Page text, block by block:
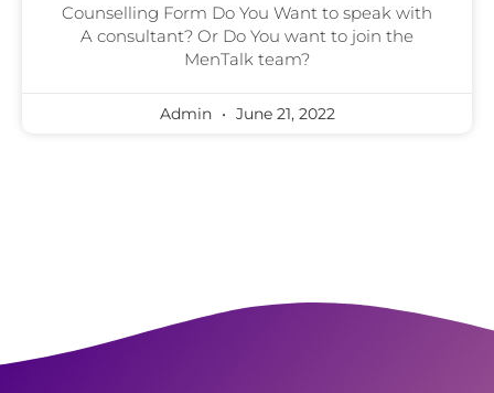
Counselling Form Do You Want to speak with
A consultant? Or Do You want to join the
MenTalk team?
Admin June 21, 2022